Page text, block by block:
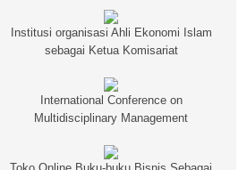
Institusi organisasi Ahli Ekonomi Islam
sebagai Ketua Komisariat
International Conference on
Multidisciplinary Management